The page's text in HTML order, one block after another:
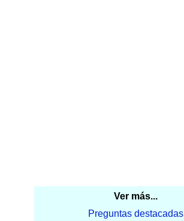
Ver más...
Preguntas destacadas